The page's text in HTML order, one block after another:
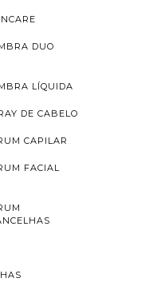
DUO
LÍQUIDA
DE CABELO
CAPILAR
FACIAL